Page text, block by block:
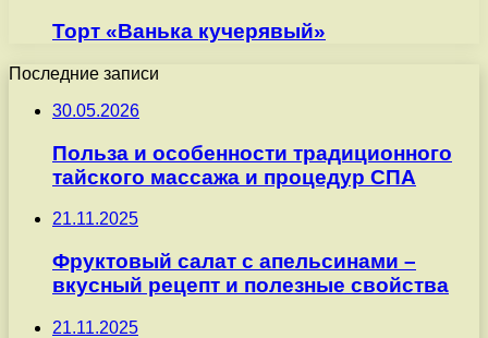
Торт «Ванька кучерявый»
Последние записи
30.05.2026
Польза и особенности традиционного
тайского массажа и процедур СПА
21.11.2025
Фруктовый салат с апельсинами –
вкусный рецепт и полезные свойства
21.11.2025